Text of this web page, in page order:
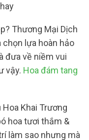
Thương Mại Dịch
chọn lựa hoàn hảo
đưa về niềm vui
vậy. Hoa đám tang
Khai Trương
hoa tươi thắm &
làm sao nhưng mà